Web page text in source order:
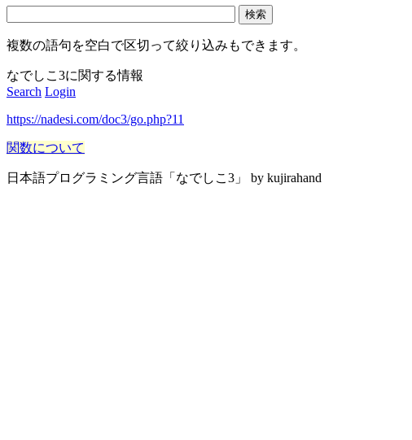
複数の語句を空白で区切って絞り込みもできます。
なでしこ3に関する情報
Search Login
https://nadesi.com/doc3/go.php?11
関数について
日本語プログラミング言語「なでしこ3」 by kujirahand